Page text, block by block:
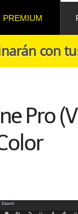
PREMIUM
con
Pro